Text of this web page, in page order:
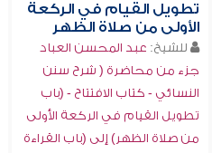
تطويل القيام في الركعة
الأولى من صلاة الظهر
للشيخ: عبد المحسن العباد
جزء من محاضرة ( شرح سنن
النسائي - كتاب الافتتاح - (باب
تطويل القيام في الركعة الأولى
من صلاة الظهر) إلى (باب القراءة